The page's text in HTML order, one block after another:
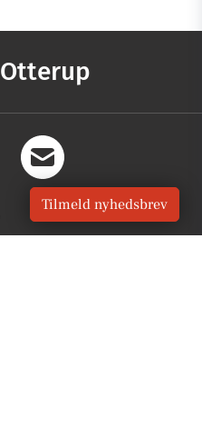
Otterup
Tilmeld nyhedsbrev